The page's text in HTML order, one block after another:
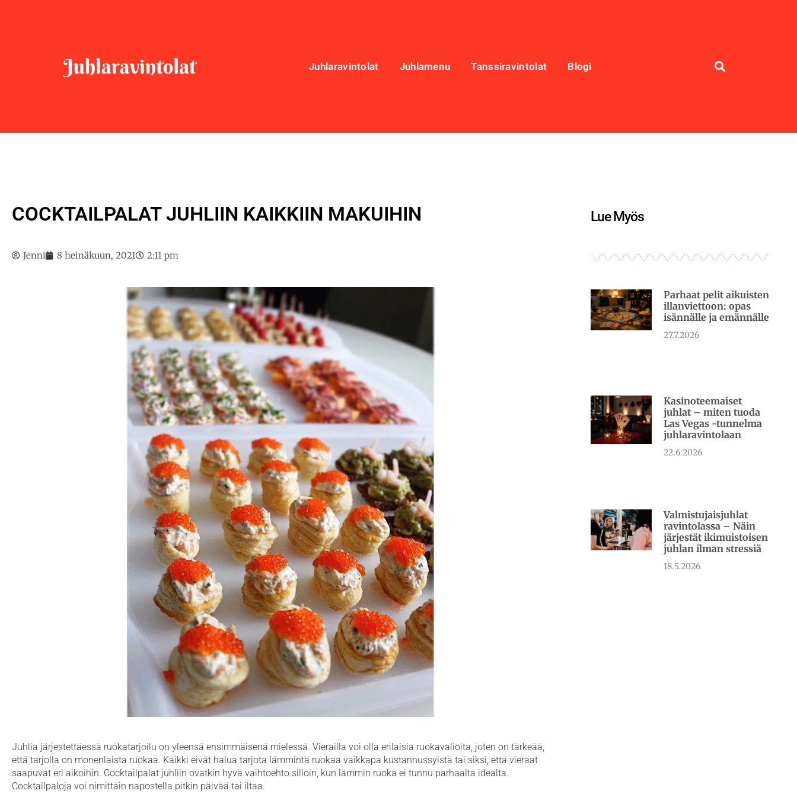
Juhlaravintolat Juhlamenu Tanssiravintolat Blogi
COCKTAILPALAT JUHLIIN KAIKKIIN MAKUIHIN
Jenni 8 heinäkuun, 2021 2:11 pm
Juhlia järjestettäessä ruokatarjoilu on yleensä ensimmäisenä mielessä. Vierailla voi olla erilaisia ruokavalioita, joten on tärkeää,
että tarjolla on monenlaista ruokaa. Kaikki eivät halua tarjota lämmintä ruokaa vaikkapa kustannussyistä tai siksi, että vieraat
saapuvat eri aikoihin. Cocktailpalat juhliin ovatkin hyvä vaihtoehto silloin, kun lämmin ruoka ei tunnu parhaalta idealta.
Cocktailpaloja voi nimittäin napostella pitkin päivää tai iltaa.
Lue Myös
Parhaat pelit aikuisten
illanviettoon: opas
isännälle ja emännälle
27.7.2026
Kasinoteemaiset
juhlat – miten tuoda
Las Vegas -tunnelma
juhlaravintolaan
22.6.2026
Valmistujaisjuhlat
ravintolassa – Näin
järjestät ikimuistoisen
juhlan ilman stressiä
18.5.2026